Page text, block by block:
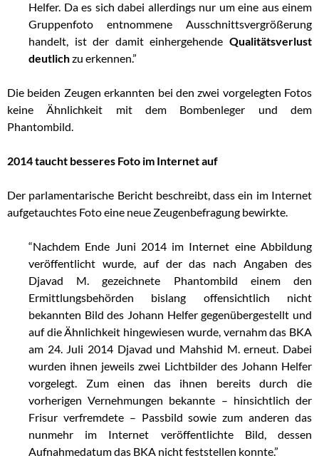
Helfer. Da es sich dabei allerdings nur um eine aus einem
Gruppenfoto entnommene Ausschnittsvergrößerung
handelt, ist der damit einhergehende Qualitätsverlust
deutlichzu erkennen.”
Die beiden Zeugen erkannten bei den zwei vorgelegten Fotos
keine Ähnlichkeit mit dem Bombenleger und dem
Phantombild.
2014 taucht besseres Foto im Internet auf
Der parlamentarische Bericht beschreibt, dass ein im Internet
aufgetauchtes Foto eine neue Zeugenbefragung bewirkte.
“Nachdem Ende Juni 2014 im Internet eine Abbildung
veröffentlicht wurde, auf der das nach Angaben des
Djavad M. gezeichnete Phantombild einem den
Ermittlungsbehörden bislang offensichtlich nicht
bekannten Bild des Johann Helfer gegenübergestellt und
auf die Ähnlichkeit hingewiesen wurde, vernahm das BKA
am 24. Juli 2014 Djavad und Mahshid M. erneut. Dabei
wurden ihnen jeweils zwei Lichtbilder des Johann Helfer
vorgelegt. Zum einen das ihnen bereits durch die
vorherigen Vernehmungen bekannte – hinsichtlich der
Frisur verfremdete – Passbild sowie zum anderen das
nunmehr im Internet veröffentlichte Bild, dessen
Aufnahmedatum das BKA nicht feststellen konnte.”